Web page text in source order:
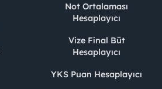
Not Ortalaması
Hesaplayıcı
Vize Final Büt
Hesaplayıcı
YKS Puan Hesaplayıcı